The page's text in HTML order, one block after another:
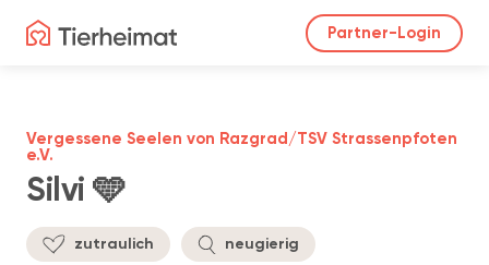
Partner-Login
Silvi 🩵
Vergessene Seelen von Razgrad/TSV Strassenpfoten
e.V.
zutraulich neugierig